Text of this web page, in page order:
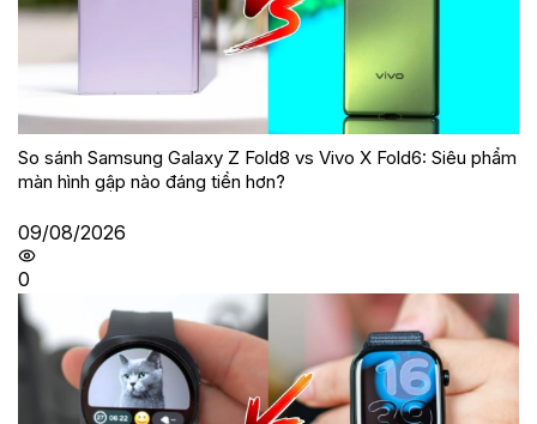
So sánh Samsung Galaxy Z Fold8 vs Vivo X Fold6: Siêu phẩm
màn hình gập nào đáng tiền hơn?
09/08/2026
0